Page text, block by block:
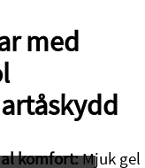
med
komfort:Mjuk gel